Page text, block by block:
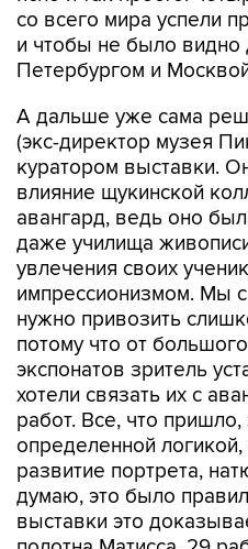
со всего мира успели
и чтобы не было
Петербургом и
А дальше уже сама
(экс-директор музея
куратором выставки.
влияние щукинской
авангард, ведь оно
даже училища
увлечения своих
импрессионизмом. Мы
нужно привозить
потому что от
экспонатов зритель
хотели связать их с
работ. Все, что
определенной
развитие портрета,
думаю, это было
выставки это